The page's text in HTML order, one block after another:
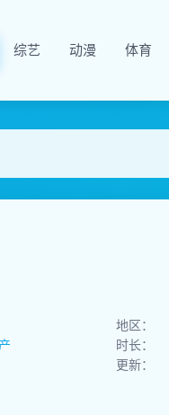
综艺 动漫 体育
地区：
时长：
更新：